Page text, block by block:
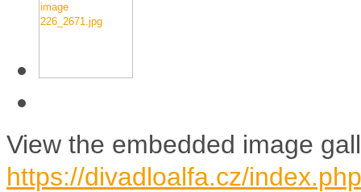
View the embedded image
https://divadloalfa.cz/